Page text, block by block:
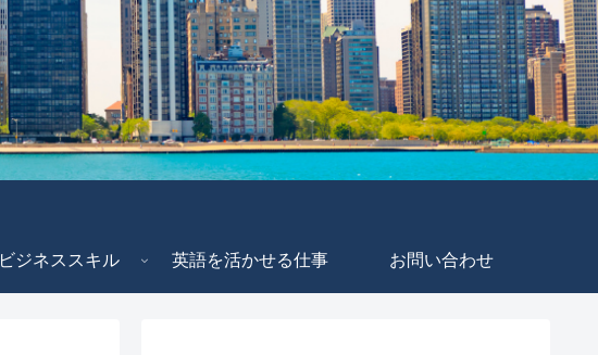
ビジネススキル 英語を活かせる仕事 お問い合わせ